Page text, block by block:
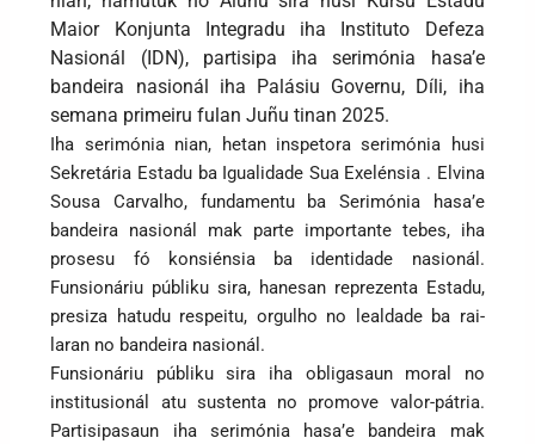
Maior Konjunta Integradu iha Instituto Defeza
Nasionál (IDN), partisipa iha serimónia hasa’e
bandeira nasionál iha Palásiu Governu, Díli, iha
semana primeiru fulan Juñu tinan 2025.
Iha serimónia nian, hetan inspetora serimónia husi
Sekretária Estadu ba Igualidade Sua Exelénsia . Elvina
Sousa Carvalho, fundamentu ba Serimónia hasa’e
bandeira nasionál mak parte importante tebes, iha
prosesu fó konsiénsia ba identidade nasionál.
Funsionáriu públiku sira, hanesan reprezenta Estadu,
presiza hatudu respeitu, orgulho no lealdade ba rai-
laran no bandeira nasionál.
Funsionáriu públiku sira iha obligasaun moral no
institusionál atu sustenta no promove valor-pátria.
Partisipasaun iha serimónia hasa’e bandeira mak